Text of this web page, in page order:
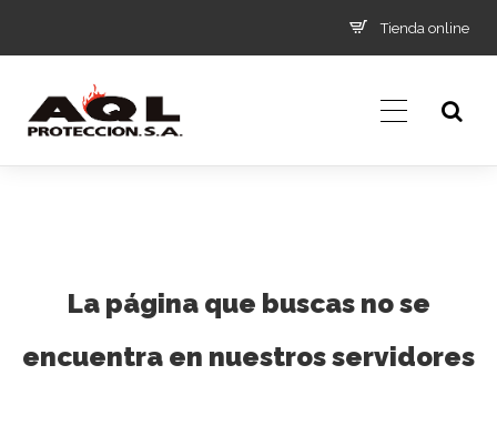
Tienda online
La página que buscas no se
encuentra en nuestros servidores